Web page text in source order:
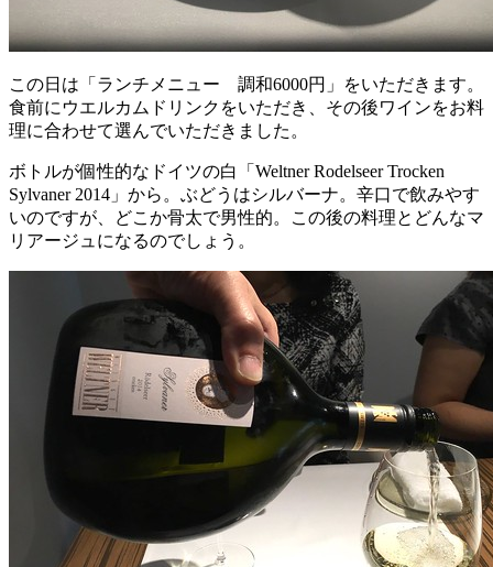
この日は「ランチメニュー 調和6000円」をいただきます。
食前にウエルカムドリンクをいただき、その後ワインをお料
理に合わせて選んでいただきました。
ボトルが個性的なドイツの白「Weltner Rodelseer Trocken
Sylvaner 2014」から。ぶどうはシルバーナ。辛口で飲みやす
いのですが、どこか骨太で男性的。この後の料理とどんなマ
リアージュになるのでしょう。